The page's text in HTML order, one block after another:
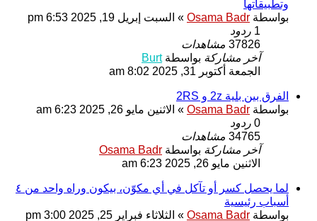
وتطبيقاتها
بواسطة Osama Badr
» السبت إبريل 19, 2025 6:53 pm
1 ردود
37826 مشاهدات
آخر مشاركة بواسطةBurt
الجمعة أكتوبر 31, 2025 8:02 am
الفرق بين بلية 2z و 2RS
بواسطة Osama Badr
» الاثنين مايو 26, 2025 6:23 am
0 ردود
34765 مشاهدات
آخر مشاركة بواسطة Osama Badr
الاثنين مايو 26, 2025 6:23 am
لما يحصل كسر أو تآكل في أي مكوّن، بيكون وراه واحد من ٤
أسباب رئيسية
بواسطة Osama Badr
» الثلاثاء فبراير 25, 2025 3:00 pm